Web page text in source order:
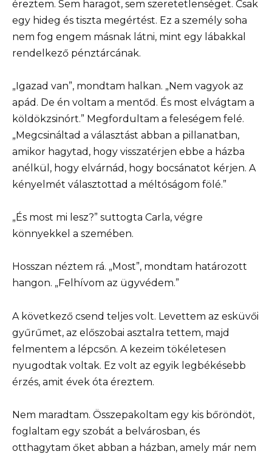
éreztem. Sem haragot, sem szeretetlenséget. Csak
egy hideg és tiszta megértést. Ez a személy soha
nem fog engem másnak látni, mint egy lábakkal
rendelkező pénztárcának.
„Igazad van”, mondtam halkan. „Nem vagyok az
apád. De én voltam a mentőd. És most elvágtam a
köldökzsinórt.” Megfordultam a feleségem felé.
„Megcsináltad a választást abban a pillanatban,
amikor hagytad, hogy visszatérjen ebbe a házba
anélkül, hogy elvárnád, hogy bocsánatot kérjen. A
kényelmét választottad a méltóságom fölé.”
„És most mi lesz?” suttogta Carla, végre
könnyekkel a szemében.
Hosszan néztem rá. „Most”, mondtam határozott
hangon. „Felhívom az ügyvédem.”
A következő csend teljes volt. Levettem az esküvői
gyűrűmet, az előszobai asztalra tettem, majd
felmentem a lépcsőn. A kezeim tökéletesen
nyugodtak voltak. Ez volt az egyik legbékésebb
érzés, amit évek óta éreztem.
Nem maradtam. Összepakoltam egy kis bőröndöt,
foglaltam egy szobát a belvárosban, és
otthagytam őket abban a házban, amely már nem